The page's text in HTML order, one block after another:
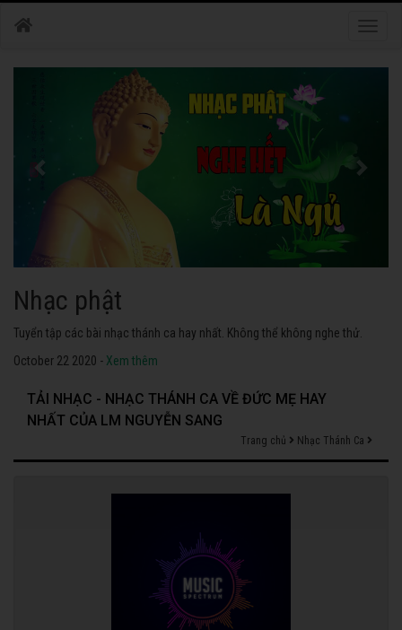
Nhạc phật
Tuyển tập các bài nhạc thánh ca hay nhất. Không thể không nghe thử.
October 22 2020 - Xem thêm
TẢI NHẠC - NHẠC THÁNH CA VỀ ĐỨC MẸ HAY
NHẤT CỦA LM NGUYỄN SANG
Trang chủ Nhạc Thánh Ca